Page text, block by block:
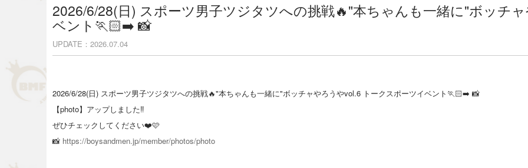
2026/6/28(日) スポーツ男子ツジタツへの挑戦🔥"本ちゃんも一緒に"ボッチ
ベント🏃🏻‍➡️ 📸
UPDATE 2026.07.04
2026/6/28(日) スポーツ男子ツジタツへの挑戦🔥"本ちゃんも一緒に"ボッチャやろうやvol.6 トークスポーツイベント🏃🏻‍➡️ 📸
【photo】アップしました‼️
ぜひチェックしてください❤️🩷
📸 https://boysandmen.jp/member/photos/photo